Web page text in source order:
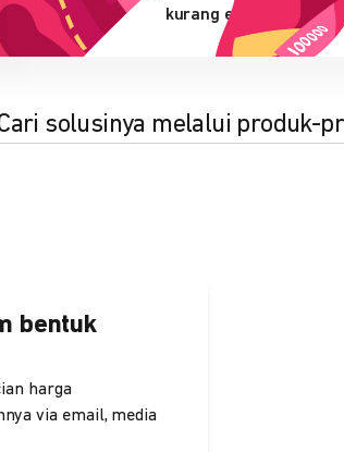
kurang efisien?
solusinya melalui produk-
bentuk
harga
via email, media